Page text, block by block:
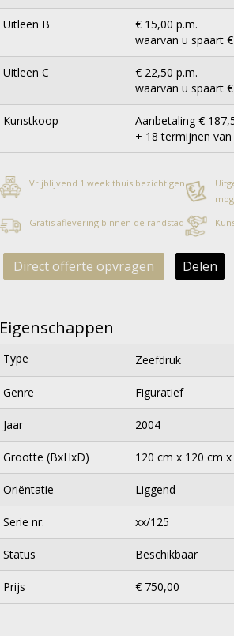
Uitleen B
€ 15,00 p.m.
waarvan u spaart
Uitleen C
€ 22,50 p.m.
waarvan u spaart
Kunstkoop
Aanbetaling €
+ 18 termijnen van
Vrijblijvend 1 week thuis bezichtigen
Gratis aflevering binnen de randstad
Direct offerte opvragen Delen
Eigenschappen
Type Zeefdruk
Genre Figuratief
Jaar 2004
Grootte (BxHxD) 120 cm x 120 cm
Oriëntatie Liggend
Serie nr. xx/125
Status Beschikbaar
Prijs € 750,00
×